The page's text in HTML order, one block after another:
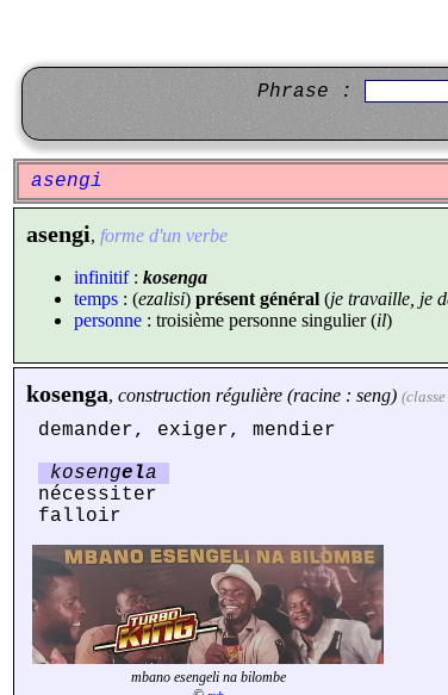
Phrase :
asengi
asengi, forme d'un verbe
infinitif: kosenga
temps : (ezalisi) présent général (je travaille, je
personne : troisième personne singulier (il)
kosenga, construction régulière (racine : seng)
demander, exiger, mendier
kosengela
nécessiter
falloir
mbano esengeli na bilombe